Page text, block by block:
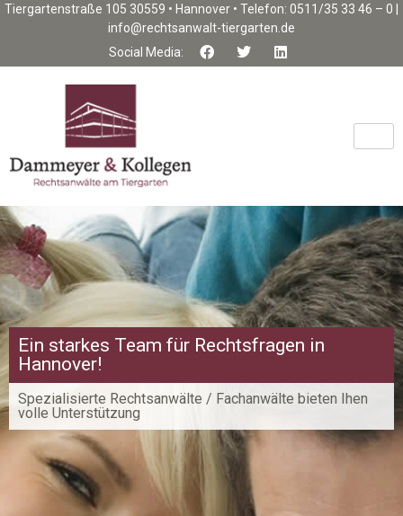
Tiergartenstraße 105 30559 • Hannover • Telefon: 0511/35 33 46 – 0 |
info@rechtsanwalt-tiergarten.de
Social Media:
Ein starkes Team für Rechtsfragen in
Hannover!
Spezialisierte Rechtsanwälte / Fachanwälte bieten Ihen
volle Unterstützung